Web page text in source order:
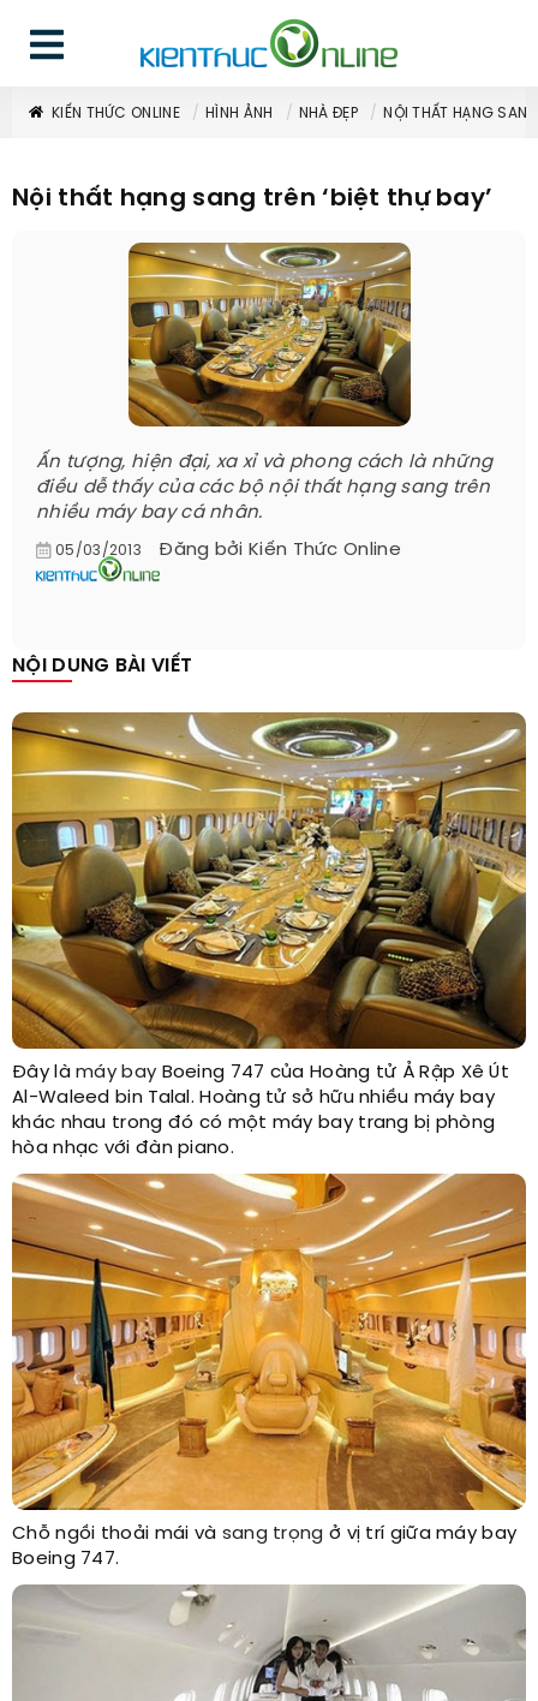
KIẾN THỨC ONLINE HÌNH ẢNH NHÀ ĐẸP NỘI THẤT HẠNG
Nội thất hạng sang trên ‘biệt thự bay’
Ấn tượng, hiện đại, xa xỉ và phong cách là những
điều dễ thấy của các bộ nội thất hạng sang trên
nhiều máy bay cá nhân.
05/03/2013 Đăng bởi Kiến Thức Online
NỘI DUNG BÀI VIẾT
Đây làmáy bay Boeing 747 của Hoàng tử Ả Rập Xê Út
Al-Waleed bin Talal. Hoàng tử sở hữu nhiều máy bay
khác nhau trong đó có một máy bay trang bị phòng
hòa nhạc với đàn piano.
Chỗ ngồi thoải mái và sang trọng ở vị trí giữa máy bay
Boeing 747.